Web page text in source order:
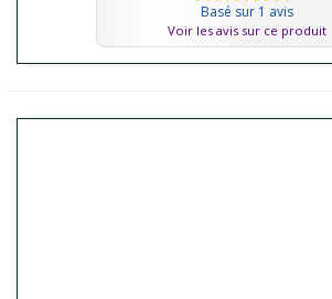
Basé sur 1 avis
Voir les avis sur ce produit